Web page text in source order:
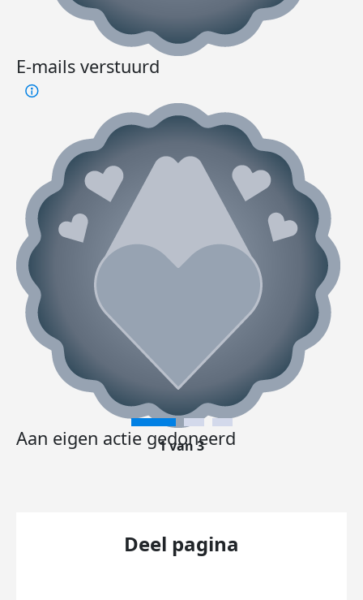
E-mails verstuurd
Aan eigen actie gedoneerd
1 van 3
Deel pagina